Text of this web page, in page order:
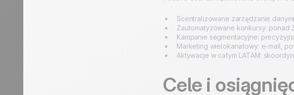
Scentralizowane zarządzanie
Zautomatyzowane konkursy:
Kampanie segmentacyjne:
Marketing wielokanałowy: e-mail,
Aktywacje w całym LATAM:
Cele i